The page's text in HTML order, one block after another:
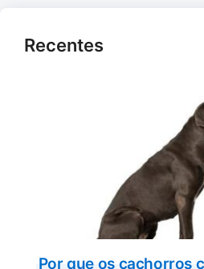
Recentes
Por que os cachorros